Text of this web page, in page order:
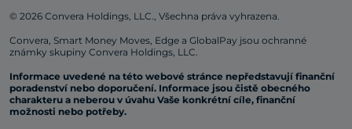
© 2026 Convera Holdings, LLC., Všechna práva vyhrazena.
Convera, Smart Money Moves, Edge a GlobalPay jsou ochranné
známky skupiny Convera Holdings, LLC.
Informace uvedené na této webové stránce nepředstavují finanční
poradenství nebo doporučení. Informace jsou čistě obecného
charakteru a neberou v úvahu Vaše konkrétní cíle, finanční
možnosti nebo potřeby.